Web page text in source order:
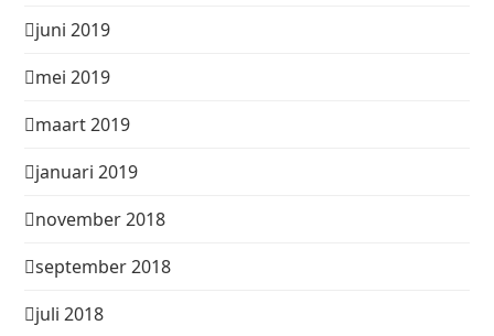
juni 2019
mei 2019
maart 2019
januari 2019
november 2018
september 2018
juli 2018